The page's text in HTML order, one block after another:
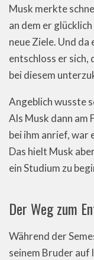
Musk merkte
an dem er
neue Ziele. Und
entschloss er
bei diesem
Angeblich wusste
Als Musk dann am
bei ihm anrief, war
Das hielt Musk
ein Studium zu
Der Weg zum
Während der
seinem Bruder auf